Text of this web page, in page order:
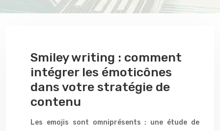
Smiley writing : comment
intégrer les émoticônes
dans votre stratégie de
contenu
Les emojis sont omniprésents : une étude de